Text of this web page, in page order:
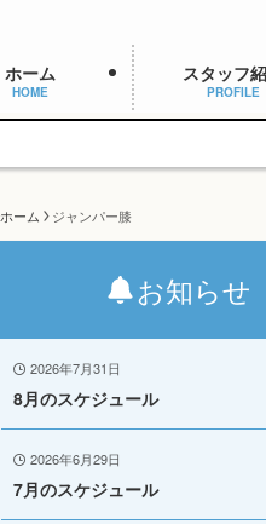
ホーム
HOME
スタッフ
PROFILE
ホーム ジャンパー膝
お知らせ
2026年7月31日
8月のスケジュール
2026年6月29日
7月のスケジュール